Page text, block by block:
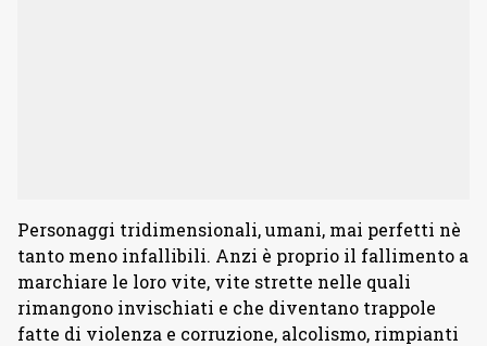
Personaggi tridimensionali, umani, mai perfetti nè
tanto meno infallibili. Anzi è proprio il fallimento a
marchiare le loro vite, vite strette nelle quali
rimangono invischiati e che diventano trappole
fatte di violenza e corruzione, alcolismo, rimpianti